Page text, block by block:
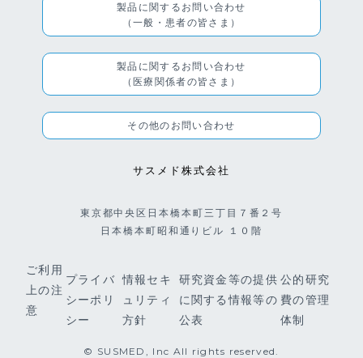
製品に関するお問い合わせ
（一般・患者の皆さま）
製品に関するお問い合わせ
（医療関係者の皆さま）
その他のお問い合わせ
サスメド株式会社
東京都中央区日本橋本町三丁目７番２号
日本橋本町昭和通りビル １０階
ご利用
上の注
意
プライバ
シーポリ
シー
情報セキ
ュリティ
方針
研究資金等の提供
に関する情報等の
公表
公的研究
費の管理
体制
© SUSMED, Inc All rights reserved.